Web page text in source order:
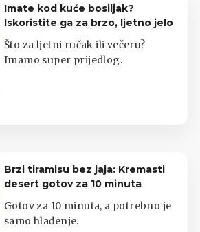
Imate kod kuće bosiljak?
Iskoristite ga za brzo, ljetno jelo
Što za ljetni ručak ili večeru?
Imamo super prijedlog.
Brzi tiramisu bez jaja: Kremasti
desert gotov za 10 minuta
Gotov za 10 minuta, a potrebno je
samo hlađenje.